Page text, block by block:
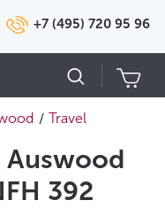
+7 (495) 720 95 96
/ Travel
Auswood
392